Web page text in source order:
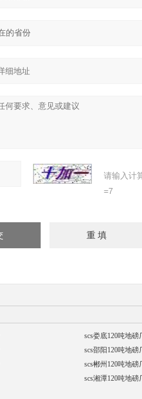
请输入计
=7
scs娄底120吨地
scs邵阳120吨地
scs郴州120吨地
scs湘潭120吨地